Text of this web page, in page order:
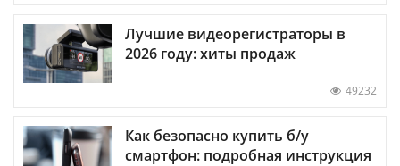
Лучшие видеорегистраторы в
2026 году: хиты продаж
49232
Как безопасно купить б/у
смартфон: подробная инструкция